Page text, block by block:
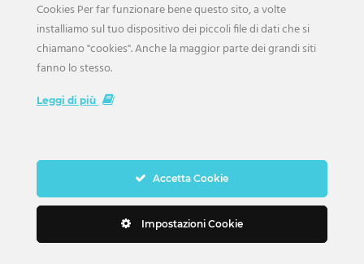
Iscrizione Aziende
Scarica la Rivista
Cookies Per far funzionare bene questo sito, a volte
installiamo sul tuo dispositivo dei piccoli file di dati che si
chiamano "cookies". Anche la maggior parte dei grandi siti
fanno lo stesso.
Leggi di più
Accetta Cookie
Impostazioni Cookie